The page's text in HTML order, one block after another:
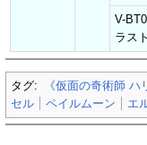
V-
ラス
タグ: 《仮面の奇術師 ハ
セル
ペイルムーン エ